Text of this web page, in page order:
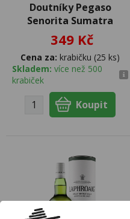
Doutníky Pegaso
Senorita Sumatra
349 Kč
Cena za: krabičku (25 ks)
Skladem: více než 500
krabiček